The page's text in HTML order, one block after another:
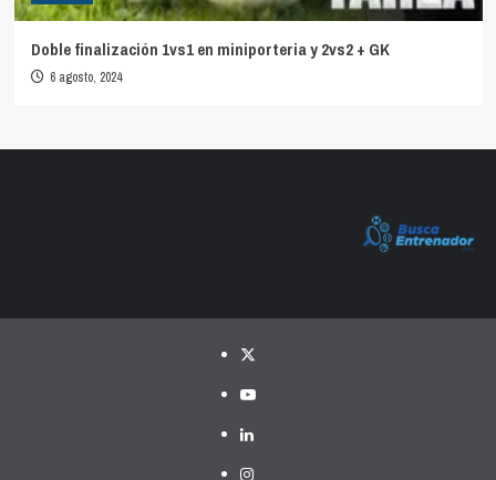
Doble finalización 1vs1 en miniporteria y 2vs2 + GK
6 agosto, 2024
Twitter
YouTube
LinkedIn
Instagram